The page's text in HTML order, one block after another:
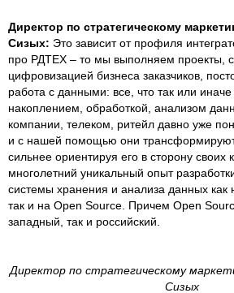
Директор по стратегическому
Сизых: Это зависит от профиля
про РДТЕХ – то мы выполняем проекты,
цифровизацией бизнеса заказчиков,
работа с данными: все, что так или иначе
накоплением, обработкой, анализом
компании, телеком, ритейл давно уже
и с нашей помощью они трансформируют
сильнее ориентируя его в сторону своих
многолетний уникальный опыт
системы хранения и анализа данных
так и на Open Source. Причем Open
западный, так и российский.
Директор по стратегическому
Сизых